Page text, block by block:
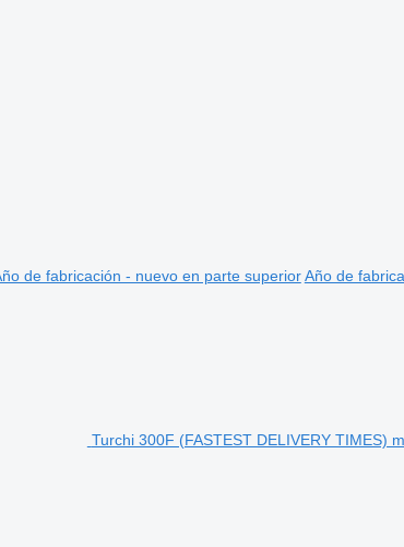
de fabricación - nuevo en parte superior Año de
Turchi 300F (FASTEST DELIVERY TIMES)